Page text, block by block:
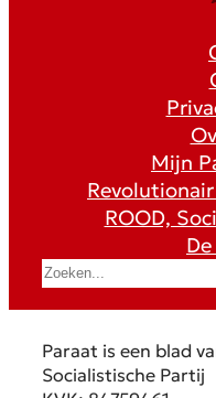
Mijn
ROOD,
S
e
r
c
h
Paraat is een blad
Socialistische Partij